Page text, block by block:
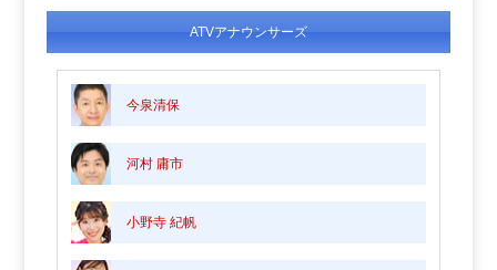
ATVアナウンサーズ
今泉清保
河村 庸市
小野寺 紀帆